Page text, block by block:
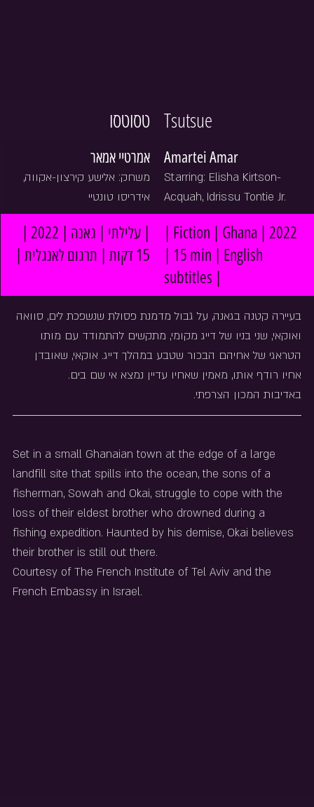
טסוטסו Tsutsue
אמרטיי אמאר
משחק: אלישע קירצון-אקווה,
אידריסו טונטיי
Amartei Amar
Starring: Elisha Kirtson-
Acquah, Idrissu Tontie Jr.
| עלילתי | גאנה | 2022 |
15 דקות | תרגום לאנגלית |
| Fiction | Ghana | 2022
| 15 min | English
subtitles |
בעיירה קטנה בגאנה, על גבול מדמנת פסולת שנשפכת לים, סוואה
ואוקאי, שני בניו של דייג מקומי, מתקשים להתמודד עם מותו
הטראגי של אחיהם הבכור שטבע במהלך דייג. אוקאי, שאובדן
אחיו רודף אותו, מאמין שאחיו עדיין נמצא אי שם בים.
באדיבות המכון הצרפתי.
Set in a small Ghanaian town at the edge of a large
landfill site that spills into the ocean, the sons of a
fisherman, Sowah and Okai, struggle to cope with the
loss of their eldest brother who drowned during a
fishing expedition. Haunted by his demise, Okai believes
their brother is still out there.
Courtesy of The French Institute of Tel Aviv and the
French Embassy in Israel.